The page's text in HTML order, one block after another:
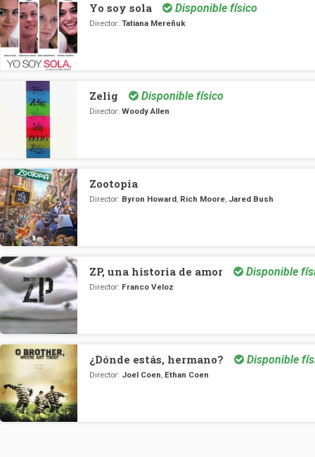
Yo soy sola Disponible físico
Director:Tatiana Mereñuk
Zelig Disponible físico
Director:Woody Allen
Zootopia
Director: Byron Howard, Rich Moore, Jared Bush
ZP, una historia de amor Disponible
Director: Franco Veloz
¿Dónde estás, hermano? Disponible
Director: Joel Coen, Ethan Coen